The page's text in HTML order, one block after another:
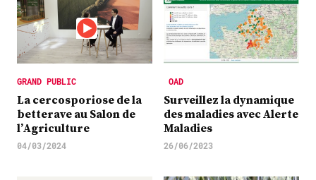
GRAND PUBLIC
La cercosporiose de la
betterave au Salon de
l’Agriculture
04/03/2024
OAD
Surveillez la dynamique
des maladies avec Alerte
Maladies
26/06/2023